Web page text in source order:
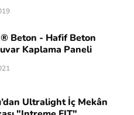
Beton - Hafif Beton
Kaplama Paneli
Ultralight İç Mekân